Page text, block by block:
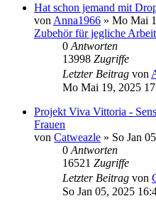
Hat schon jemand mit
von Anna1966 » Mo Mai
Zubehör für jegliche
0 Antworten
13998 Zugriffe
Letzter Beitrag von
Mo Mai 19, 2025
Projekt Viva Vittoria -
Frauen
von Catweazle » So Jan
0 Antworten
16521 Zugriffe
Letzter Beitrag von
So Jan 05, 2025